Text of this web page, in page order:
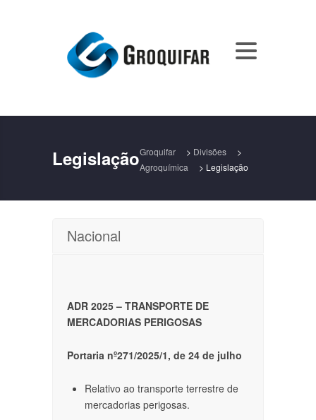
LegislaçãoGroquifar > Divisões
>
Agroquímica
> Legislação
Nacional
ADR 2025 – TRANSPORTE DE
MERCADORIAS PERIGOSAS
Portaria nº271/2025/1, de 24 de julho
Relativo ao transporte terrestre de
mercadorias perigosas.